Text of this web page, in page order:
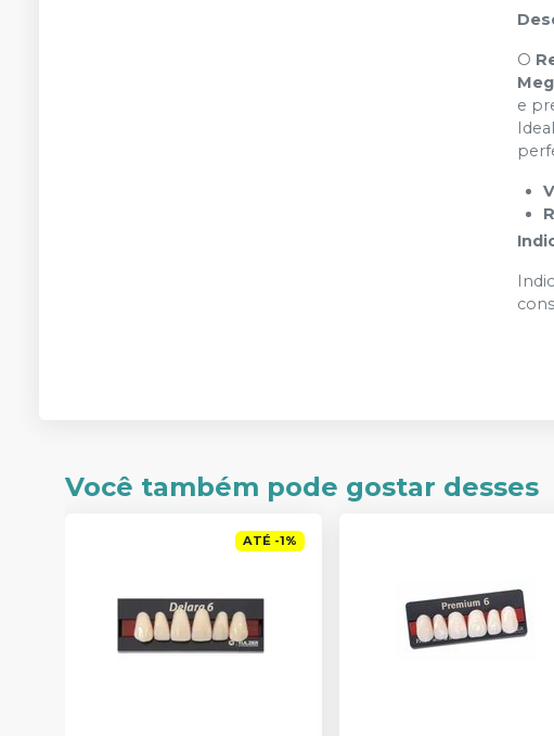
O
e
Você também pode gostar desses
ATÉ -1%